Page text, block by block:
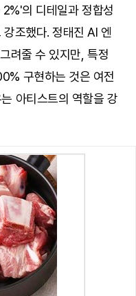
의 디테일과 정합성
조했다. 정태진 AI 엔
려줄 수 있지만, 특정
구현하는 것은 여전
아티스트의 역할을 강